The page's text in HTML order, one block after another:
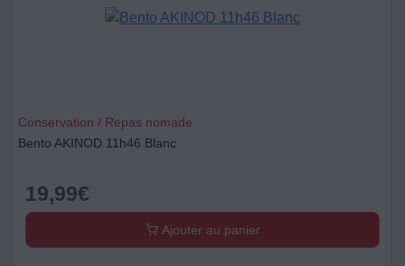
Conservation / Repas nomade
Bento AKINOD 11h46 Blanc
19,99€
Ajouter au panier